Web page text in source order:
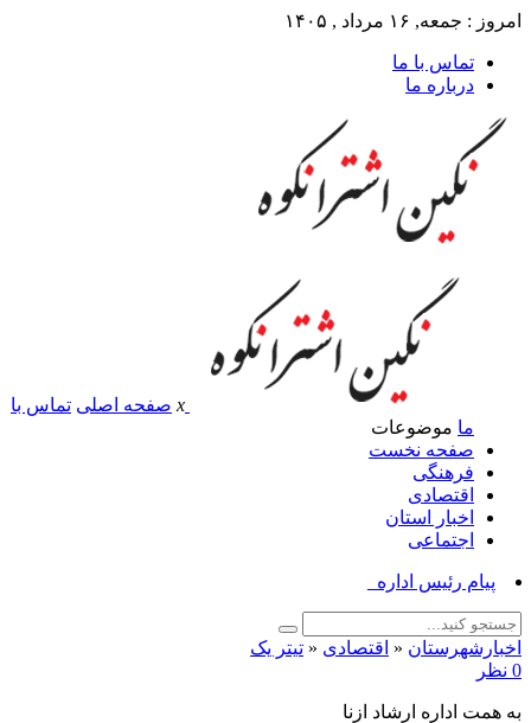
امروز : جمعه, ۱۶ مرداد , ۱۴۰۵
تماس با ما
درباره ما
x صفحه اصلی تماس با
ما موضوعات
صفحه نخست
فرهنگی
اقتصادی
اخبار استان
اجتماعی
پیام رئیس اداره فرهنگ_
اخبارشهرستان « اقتصادی « تیتر یک
0 نظر
به همت اداره ارشاد ازنا